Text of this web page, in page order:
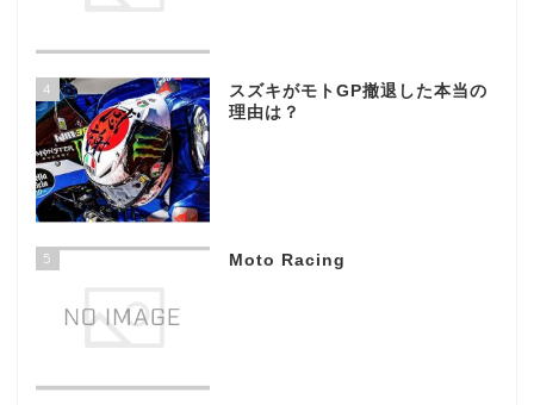
4
スズキがモトGP撤退した本当の
理由は？
5 Moto Racing